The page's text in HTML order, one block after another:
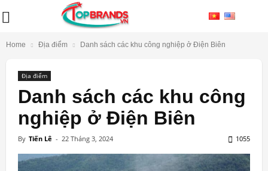
Home Địa điểm Danh sách các khu công nghiệp ở Điện Biên
Địa điểm
Danh sách các khu công
nghiệp ở Điện Biên
By Tiến Lê - 22 Tháng 3, 2024 1055